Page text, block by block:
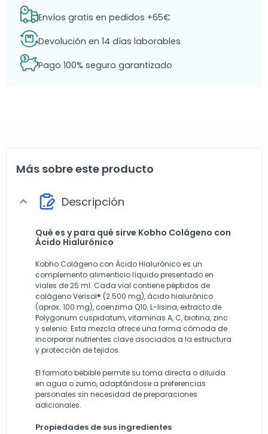
Envíos gratis en pedidos +65€
Devolución en 14 días laborables
Pago 100% seguro garantizado
Más sobre este producto
expand_more Descripción
Qué es y para qué sirve Kobho Colágeno con
Ácido Hialurónico
Kobho Colágeno con Ácido Hialurónico es un
complemento alimenticio líquido presentado en
viales de 25 ml. Cada vial contiene péptidos de
colágeno Verisol® (2 500 mg), ácido hialurónico
(aprox. 100 mg), coenzima Q10, L-lisina, extracto de
Polygonum cuspidatum, vitaminas A, C, biotina, zinc
y selenio. Esta mezcla ofrece una forma cómoda de
incorporar nutrientes clave asociados a la estructura
y protección de tejidos.
El formato bebible permite su toma directa o diluida
en agua o zumo, adaptándose a preferencias
personales sin necesidad de preparaciones
adicionales.
Propiedades de sus ingredientes